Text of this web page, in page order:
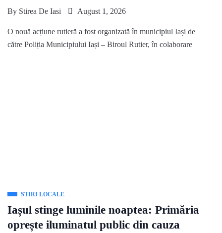
By Stirea De Iasi August 1, 2026
O nouă acțiune rutieră a fost organizată în municipiul Iași de
către Poliția Municipiului Iași – Biroul Rutier, în colaborare
STIRI LOCALE
Iașul stinge luminile noaptea: Primăria
oprește iluminatul public din cauza